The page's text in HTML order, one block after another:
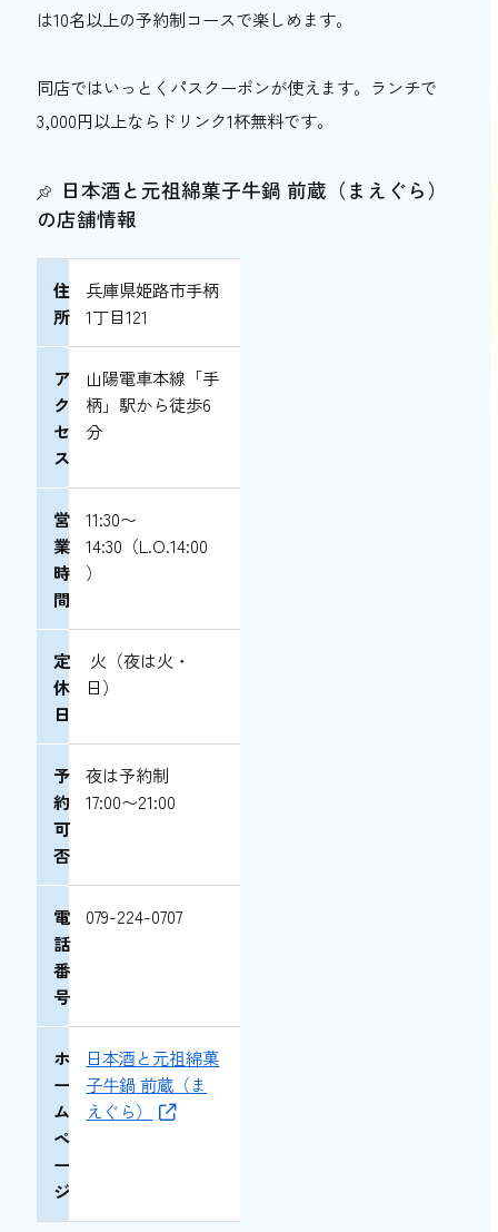
は10名以上の予約制コースで楽しめます。
同店ではいっとくパスクーポンが使えます。ランチで
3,000円以上ならドリンク1杯無料です。
日本酒と元祖綿菓子牛鍋 前蔵（まえぐら）
の店舗情報
住
所
兵庫県姫路市手柄
1丁目121
ア
ク
セ
ス
山陽電車本線「手
柄」駅から徒歩6
分
営
業
時
間
11:30〜
14:30（L.O.14:00
）
定
休
日
火（夜は火・
日）
予
約
可
否
夜は予約制
17:00〜21:00
電
話
番
号
079-224-0707
ホ
ー
ム
ペ
ー
ジ
日本酒と元祖綿菓
子牛鍋 前蔵（ま
えぐら）